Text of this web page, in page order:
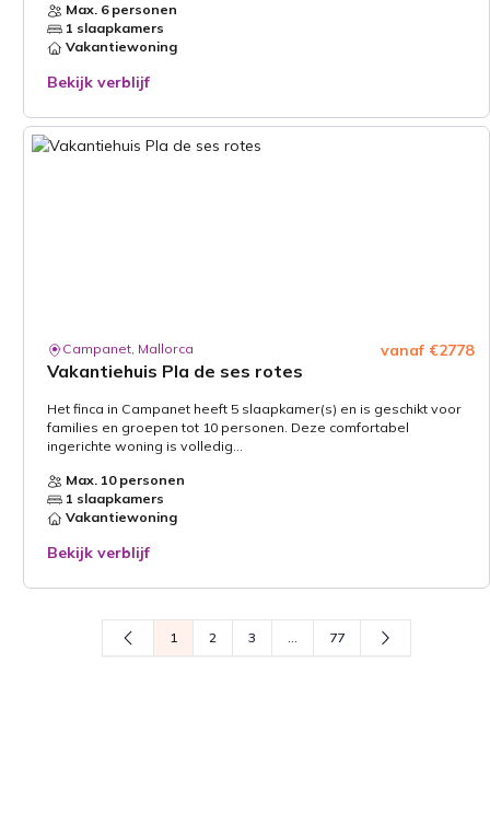
Max. 6 personen
1 slaapkamers
Vakantiewoning
Bekijk verblijf
Campanet, Mallorca
Vakantiehuis Pla de ses rotes
vanaf €2778
Het finca in Campanet heeft 5 slaapkamer(s) en is geschikt voor
families en groepen tot 10 personen. Deze comfortabel
ingerichte woning is volledig...
Max. 10 personen
1 slaapkamers
Vakantiewoning
Bekijk verblijf
1 2 3 ... 77